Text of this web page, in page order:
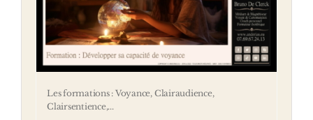
Les formations : Voyance, Clairaudience,
Clairsentience,...